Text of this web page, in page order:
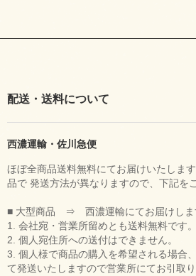
配送・送料について
西濃運輸・佐川急便
ほぼ全商品送料無料にてお届けいたしま
品で 発送方法が異なりますので、下記を
■ 大型商品 ⇒ 西濃運輸にてお届けしま
1. 会社宛・営業所留めとも送料無料です。
2. 個人宛住所への送付はできません。
3. 個人様で商品の購入を希望される場合
て発送いたしますので営業所にてお引取